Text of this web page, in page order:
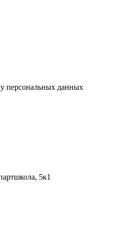
персональных данных
5к1